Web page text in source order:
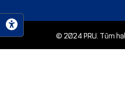
© 2024 PRU. Tüm